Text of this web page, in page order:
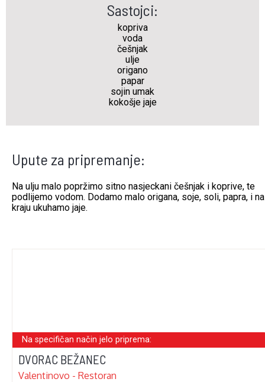
Sastojci:
kopriva
voda
češnjak
ulje
origano
papar
sojin umak
kokošje jaje
Upute za pripremanje:
Na ulju malo popržimo sitno nasjeckani češnjak i koprive, te
podlijemo vodom. Dodamo malo origana, soje, soli, papra, i na
kraju ukuhamo jaje.
Na specifičan način jelo priprema:
DVORAC BEŽANEC
Valentinovo - Restoran